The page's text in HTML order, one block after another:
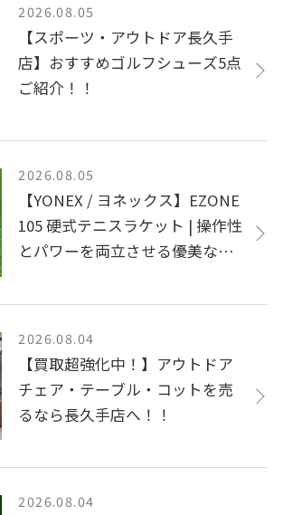
【スポーツ・アウトドア長久手
店】おすすめゴルフシューズ5点
ご紹介！！
2026.08.05
【YONEX / ヨネックス】EZONE
105 硬式テニスラケット | 操作性
とパワーを両立させる優美な一
2026.08.05
【買取超強化中！】アウトドア
チェア・テーブル・コットを売
るなら長久手店へ！！
2026.08.04
2026.08.04